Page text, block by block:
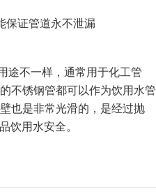
证管道永不泄漏
不一样，通常用于化工管
不锈钢管都可以作为饮用水管
也是非常光滑的，是经过抛
饮用水安全。